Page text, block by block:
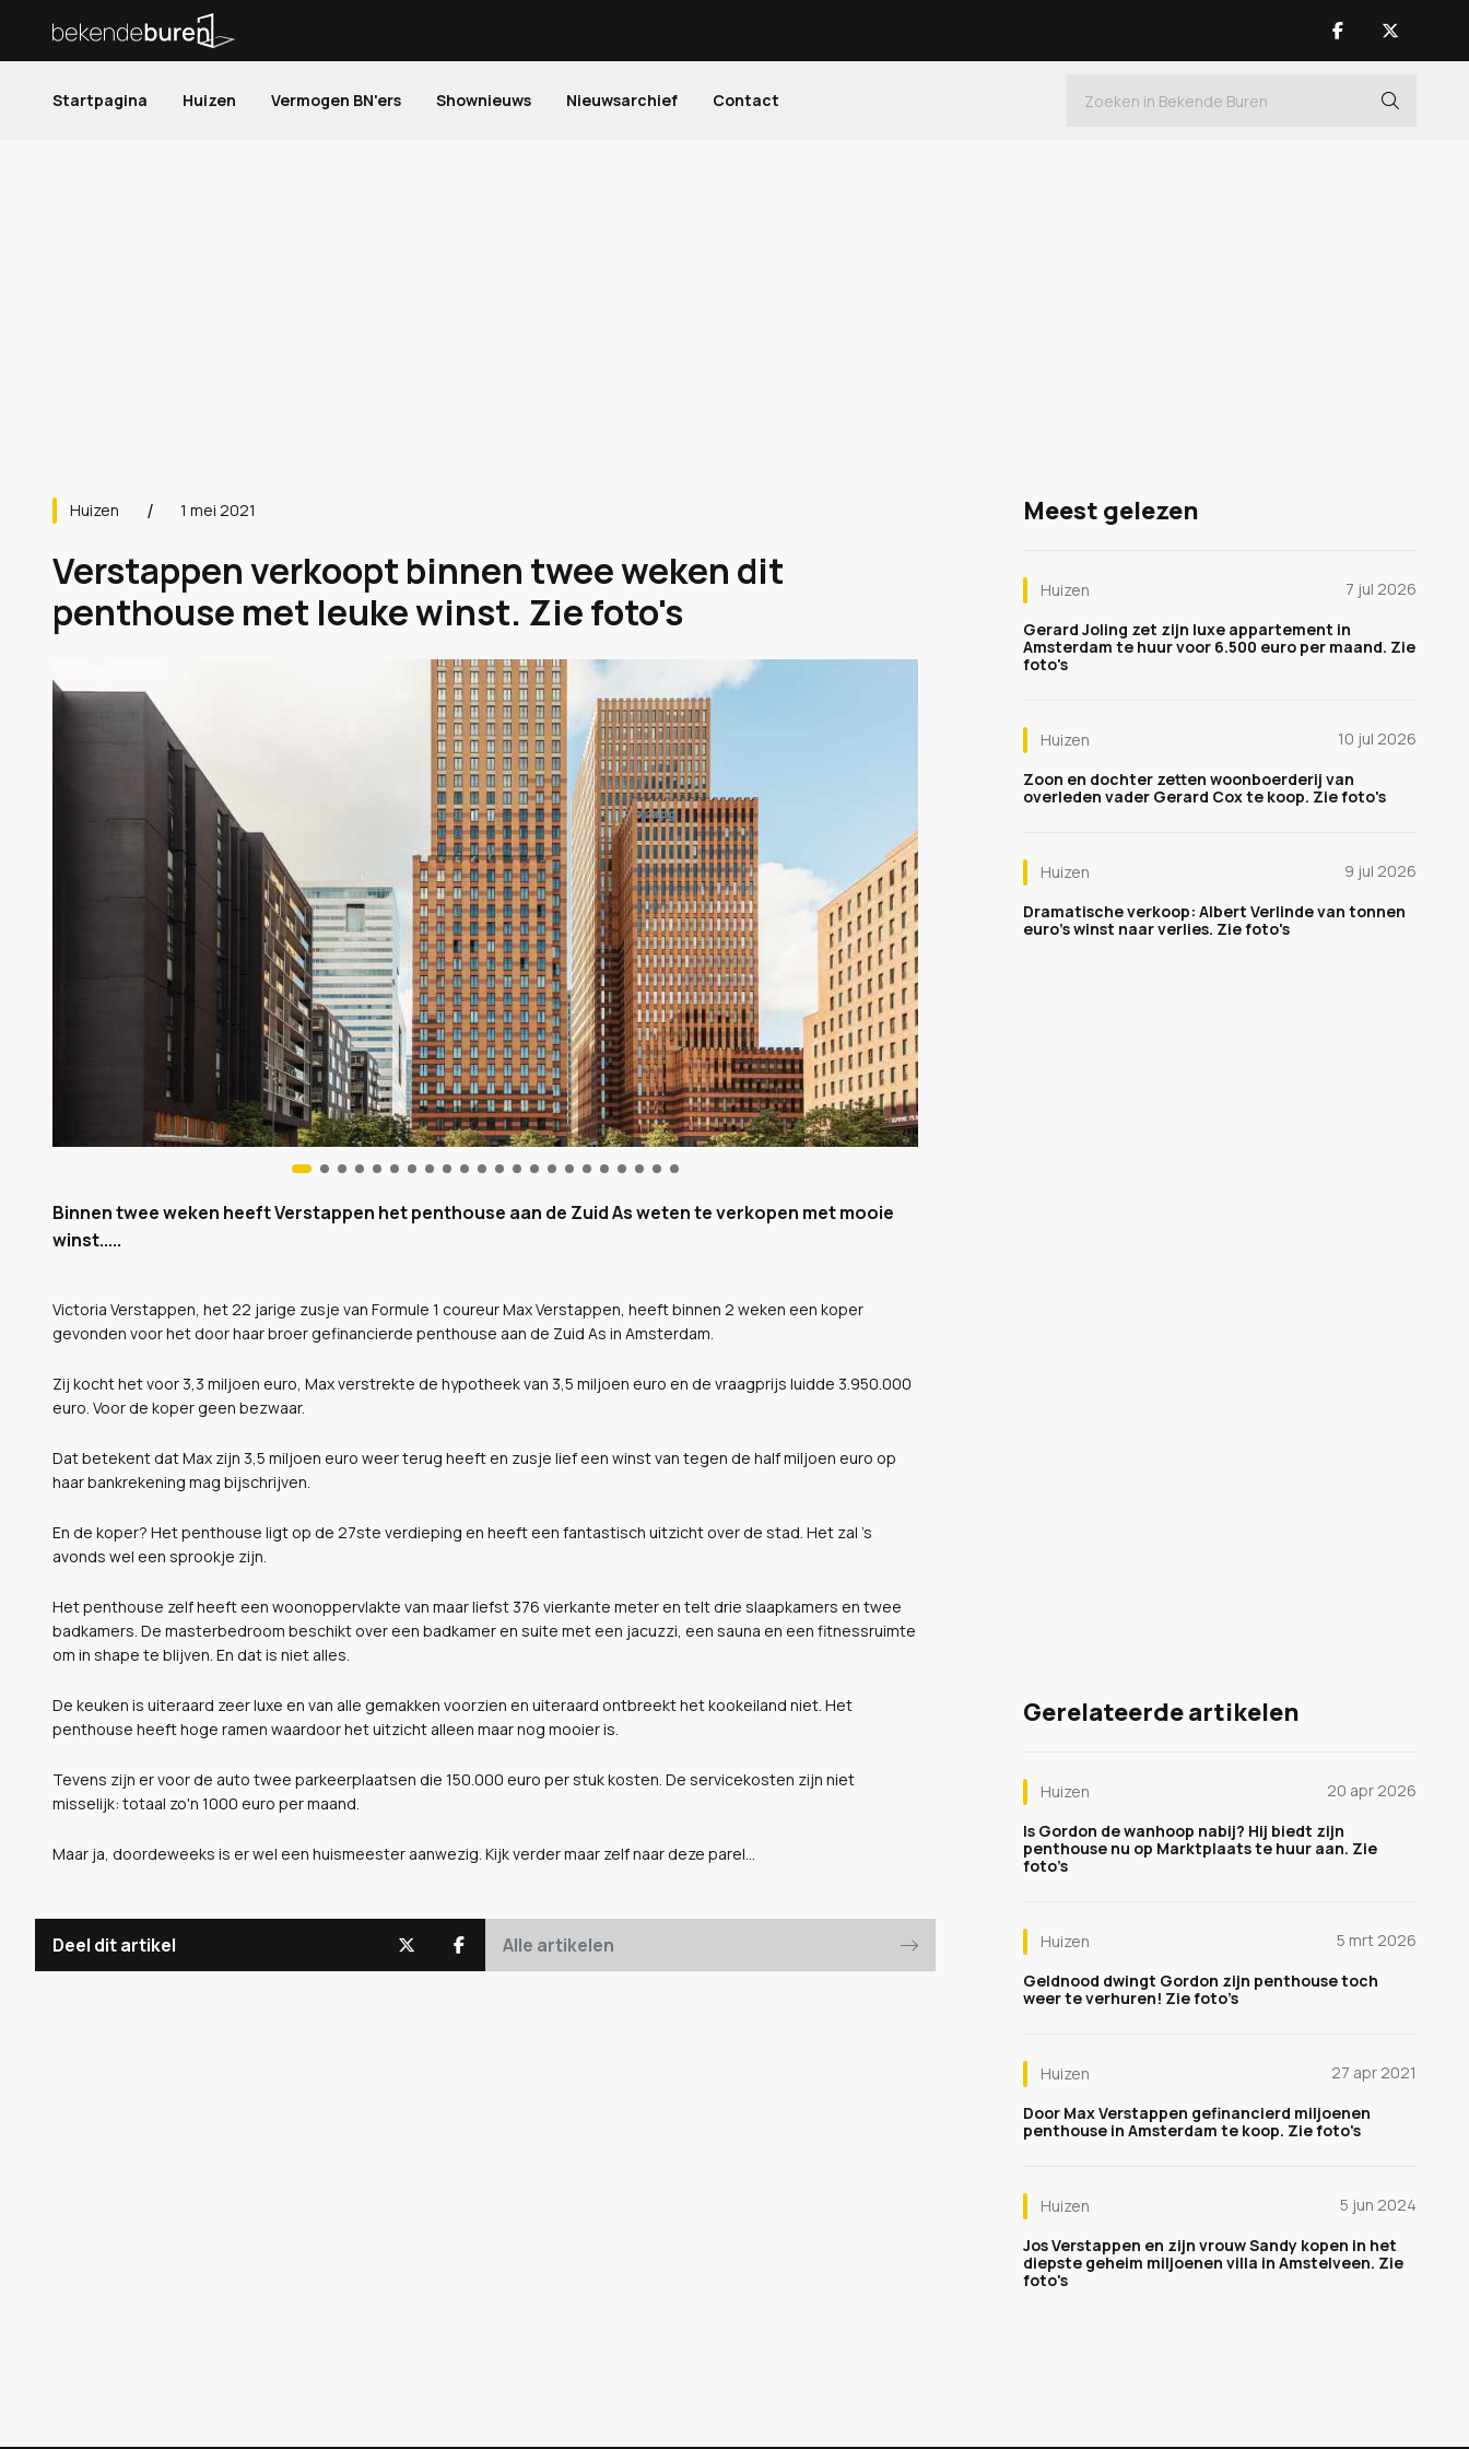
Startpagina Huizen Vermogen BN'ers Shownieuws Nieuwsarchief Contact
Huizen 1 mei 2021
Verstappen verkoopt binnen twee weken dit
penthouse met leuke winst. Zie foto's
Binnen twee weken heeft Verstappen het penthouse aan de Zuid As weten te verkopen met mooie
winst.....
Victoria Verstappen, het 22 jarige zusje van Formule 1 coureur Max Verstappen, heeft binnen 2 weken een koper
gevonden voor het door haar broer gefinancierde penthouse aan de Zuid As in Amsterdam.
Zij kocht het voor 3,3 miljoen euro, Max verstrekte de hypotheek van 3,5 miljoen euro en de vraagprijs luidde 3.950.000
euro. Voor de koper geen bezwaar.
Dat betekent dat Max zijn 3,5 miljoen euro weer terug heeft en zusje lief een winst van tegen de half miljoen euro op
haar bankrekening mag bijschrijven.
En de koper? Het penthouse ligt op de 27ste verdieping en heeft een fantastisch uitzicht over de stad. Het zal 's
avonds wel een sprookje zijn.
Het penthouse zelf heeft een woonoppervlakte van maar liefst 376 vierkante meter en telt drie slaapkamers en twee
badkamers. De masterbedroom beschikt over een badkamer en suite met een jacuzzi, een sauna en een fitnessruimte
om in shape te blijven. En dat is niet alles.
De keuken is uiteraard zeer luxe en van alle gemakken voorzien en uiteraard ontbreekt het kookeiland niet. Het
penthouse heeft hoge ramen waardoor het uitzicht alleen maar nog mooier is.
Tevens zijn er voor de auto twee parkeerplaatsen die 150.000 euro per stuk kosten. De servicekosten zijn niet
misselijk: totaal zo'n 1000 euro per maand.
Maar ja, doordeweeks is er wel een huismeester aanwezig. Kijk verder maar zelf naar deze parel...
Deel dit artikel Alle artikelen
Meest gelezen
Huizen
7 jul 2026
Gerard Joling zet zijn luxe appartement in
Amsterdam te huur voor 6.500 euro per maand. Zie
foto's
Huizen
10 jul 2026
Zoon en dochter zetten woonboerderij van
overleden vader Gerard Cox te koop. Zie foto's
Huizen
9 jul 2026
Dramatische verkoop: Albert Verlinde van tonnen
euro's winst naar verlies. Zie foto's
Gerelateerde artikelen
Huizen
20 apr 2026
Is Gordon de wanhoop nabij? Hij biedt zijn
penthouse nu op Marktplaats te huur aan. Zie
foto’s
Huizen
5 mrt 2026
Geldnood dwingt Gordon zijn penthouse toch
weer te verhuren! Zie foto’s
Huizen
27 apr 2021
Door Max Verstappen gefinancierd miljoenen
penthouse in Amsterdam te koop. Zie foto's
Huizen
5 jun 2024
Jos Verstappen en zijn vrouw Sandy kopen in het
diepste geheim miljoenen villa in Amstelveen. Zie
foto's